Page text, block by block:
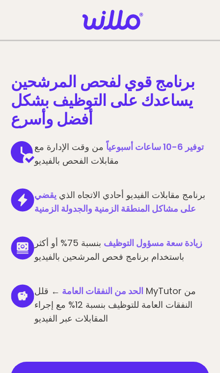
website
system.
برنامج قوي لفحص المرشحين
يساعدك على التوظيف بشكل
أفضل وأسرع
توفير 6-10 ساعات أسبوعياً
من وقت الإدارة مع
مقابلات الفحص بالفيديو
برنامج مقابلات الفيديو أحادي الاتجاه الذي يقضي
على مشاكل المنطقة الزمنية والجدولة الزمنية
زيادة سعة مسؤول التوظيف
بنسبة 75% أو أكثر
باستخدام برنامج فحص المرشحين بالفيديو
الحد من النفقات العامة ← قلل MyTutor من
النفقات العامة للتوظيف بنسبة 12% مع إجراء
المقابلات عبر الفيديو